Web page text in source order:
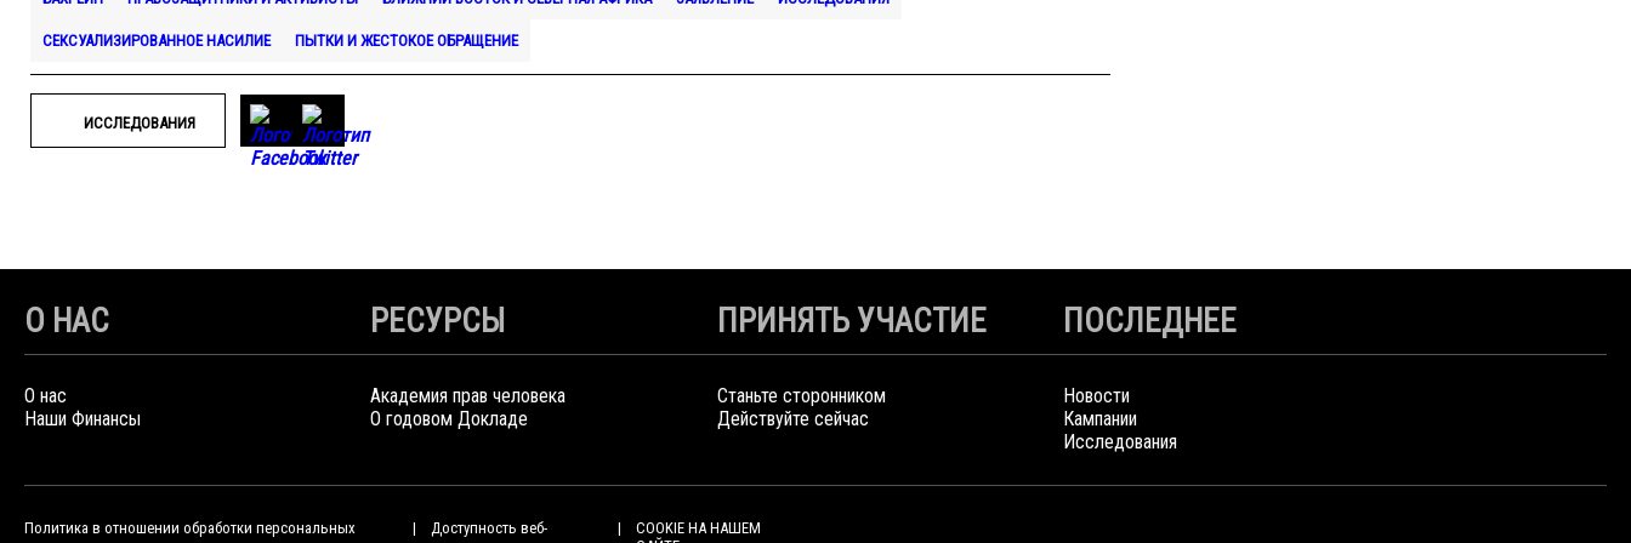
СЕКСУАЛИЗИРОВАННОЕ НАСИЛИЕ ПЫТКИ И ЖЕСТОКОЕ ОБРАЩЕНИЕ
ИССЛЕДОВАНИЯ
О НАС
О нас
Наши Финансы
РЕСУРСЫ
Академия прав человека
О годовом Докладе
ПРИНЯТЬ УЧАСТИЕ
Станьте сторонником
Действуйте сейчас
ПОСЛЕДНЕЕ
Новости
Кампании
Исследования
Политика в отношении обработки персональных
Доступность веб-
COOKIE НА НАШЕМ